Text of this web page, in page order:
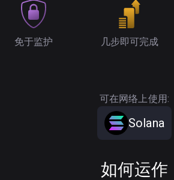
免于监护 几步即可完成
可在网络上使用:
Solana
如何运作